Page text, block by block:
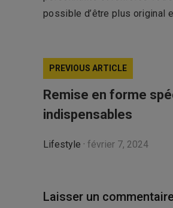
possible d’être plus original
PREVIOUS ARTICLE
Remise en forme
indispensables
Lifestyle · février 7, 2024
Laisser un